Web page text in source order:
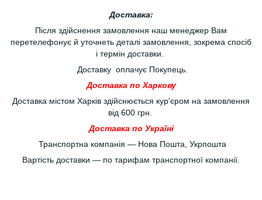
Доставка:
Після здійснення замовлення наш менеджер Вам
перетелефонує й уточнеть деталі замовлення, зокрема спосіб
і термін доставки.
Доставку оплачує Покупець.
Доставка по Харкову
Доставка містом Харків здійснюється кур'єром на замовлення
від 600 грн.
Доставка по Україні
Транспортна компанія — Нова Пошта, Укрпошта
Вартість доставки — по тарифам транспортної компанії.